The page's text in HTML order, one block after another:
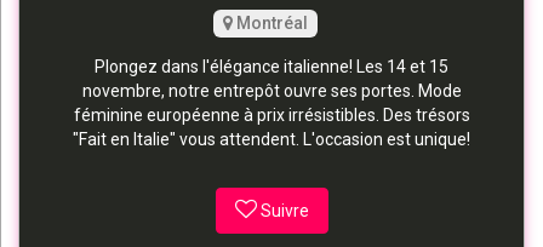
Montréal
Plongez dans l'élégance italienne! Les 14 et 15
novembre, notre entrepôt ouvre ses portes. Mode
féminine européenne à prix irrésistibles. Des trésors
"Fait en Italie" vous attendent. L'occasion est unique!
Suivre